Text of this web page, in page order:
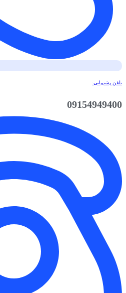
تلفن پشتیبانی:
09154949400